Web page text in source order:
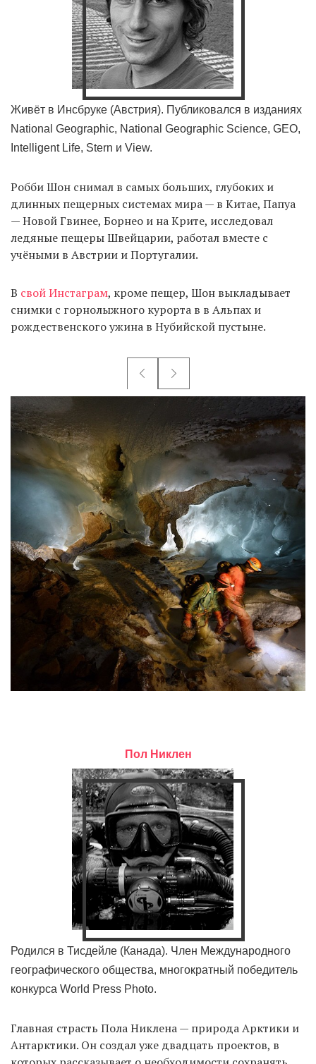
Живёт в Инсбруке (Австрия). Публиковался в изданиях
National Geographic, National Geographic Science, GEO,
Intelligent Life, Stern и View.
Робби Шон снимал в самых больших, глубоких и
длинных пещерных системах мира — в Китае, Папуа
— Новой Гвинее, Борнео и на Крите, исследовал
ледяные пещеры Швейцарии, работал вместе с
учёными в Австрии и Португалии.
В свой Инстаграм, кроме пещер, Шон выкладывает
снимки с горнолыжного курорта в в Альпах и
рождественского ужина в Нубийской пустыне.
Пол Никлен
Родился в Тисдейле (Канада). Член Международного
географического общества, многократный победитель
конкурса World Press Photo.
Главная страсть Пола Никлена — природа Арктики и
Антарктики. Он создал уже двадцать проектов, в